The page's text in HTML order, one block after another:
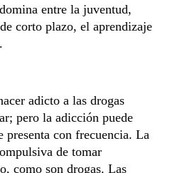
entre la juventud,
corto plazo, el aprendizaje
adicto a las drogas
pero la adicción puede
presenta con frecuencia. La
de tomar
como son drogas. Las